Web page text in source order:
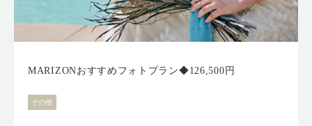
MARIZONおすすめフォトプラン◆126,500円
その他